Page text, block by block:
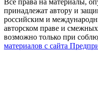
Все права на материалы,
принадлежат автору и
российским и
авторском праве и
возможно только при
материалов с сайта